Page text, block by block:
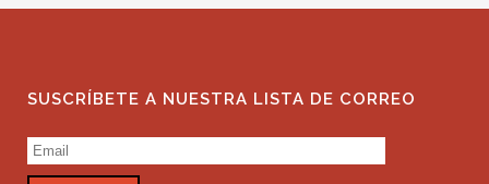
SUSCRÍBETE A NUESTRA LISTA DE CORREO